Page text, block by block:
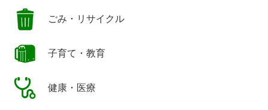
ごみ・リサイクル
子育て・教育
健康・医療